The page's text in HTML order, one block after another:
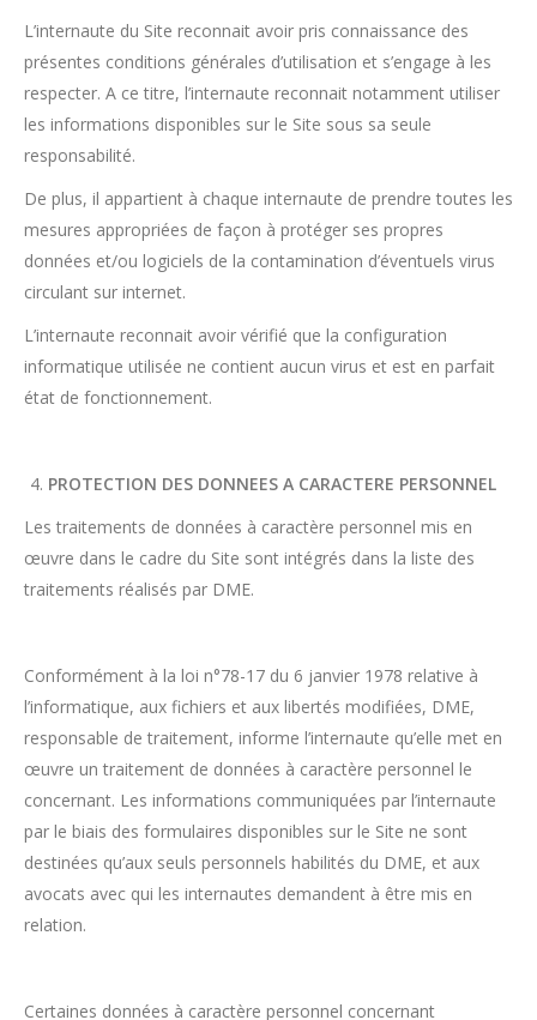
L’internaute du Site reconnait avoir pris connaissance des
présentes conditions générales d’utilisation et s’engage à les
respecter. A ce titre, l’internaute reconnait notamment utiliser
les informations disponibles sur le Site sous sa seule
responsabilité.
De plus, il appartient à chaque internaute de prendre toutes les
mesures appropriées de façon à protéger ses propres
données et/ou logiciels de la contamination d’éventuels virus
circulant sur internet.
L’internaute reconnait avoir vérifié que la configuration
informatique utilisée ne contient aucun virus et est en parfait
état de fonctionnement.
PROTECTION DES DONNEES A CARACTERE PERSONNEL
Les traitements de données à caractère personnel mis en
œuvre dans le cadre du Site sont intégrés dans la liste des
traitements réalisés par DME.
Conformément à la loi n°78-17 du 6 janvier 1978 relative à
l’informatique, aux fichiers et aux libertés modifiées, DME,
responsable de traitement, informe l’internaute qu’elle met en
œuvre un traitement de données à caractère personnel le
concernant. Les informations communiquées par l’internaute
par le biais des formulaires disponibles sur le Site ne sont
destinées qu’aux seuls personnels habilités du DME, et aux
avocats avec qui les internautes demandent à être mis en
relation.
Certaines données à caractère personnel concernant